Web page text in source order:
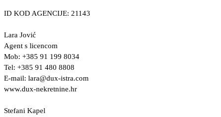
ID KOD AGENCIJE: 21143
Lara Jović
Agent s licencom
Mob: +385 91 199 8034
Tel: +385 91 480 8808
E-mail: lara@dux-istra.com
www.dux-nekretnine.hr
Stefani Kapel